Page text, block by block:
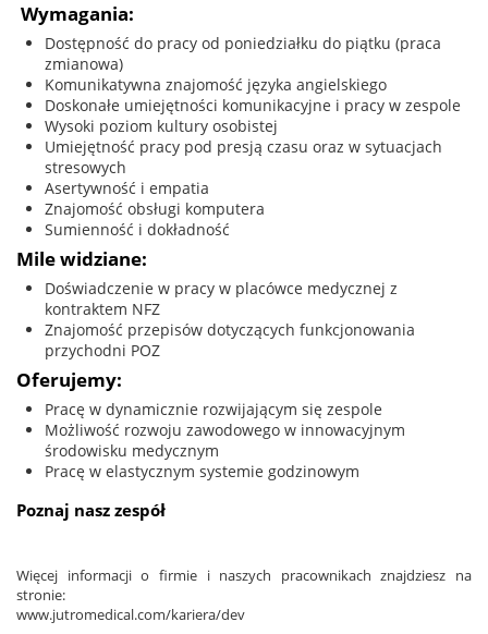
Wymagania:
Dostępność do pracy od poniedziałku do piątku (praca
zmianowa)
Komunikatywna znajomość języka angielskiego
Doskonałe umiejętności komunikacyjne i pracy w zespole
Wysoki poziom kultury osobistej
Umiejętność pracy pod presją czasu oraz w sytuacjach
stresowych
Asertywność i empatia
Znajomość obsługi komputera
Sumienność i dokładność
Mile widziane:
Doświadczenie w pracy w placówce medycznej z
kontraktem NFZ
Znajomość przepisów dotyczących funkcjonowania
przychodni POZ
Oferujemy:
Pracę w dynamicznie rozwijającym się zespole
Możliwość rozwoju zawodowego w innowacyjnym
środowisku medycznym
Pracę w elastycznym systemie godzinowym
Poznaj nasz zespół
Więcej informacji o firmie i naszych pracownikach znajdziesz na
stronie:
www.jutromedical.com/kariera/dev